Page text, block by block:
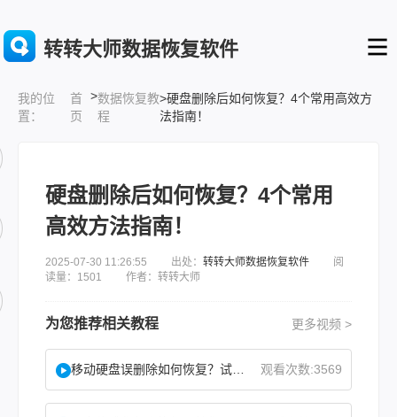
转转大师数据恢复软件
我的位
置：
首
页
>数据恢复教
程
>硬盘删除后如何恢复？4个常用高效方
法指南！
硬盘删除后如何恢复？4个常用
高效方法指南！
2025-07-30 11:26:55 出处： 转转大师数据恢复软件 阅
读量：1501 作者：转转大师
为您推荐相关教程 更多视频 >
观看次数:3569